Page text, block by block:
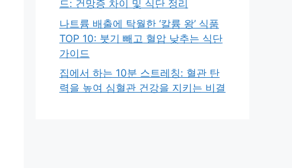
드: 건망증 차이 및 식단 정리
나트륨 배출에 탁월한 ‘칼륨 왕’ 식품
TOP 10: 붓기 빼고 혈압 낮추는 식단
가이드
집에서 하는 10분 스트레칭: 혈관 탄
력을 높여 심혈관 건강을 지키는 비결